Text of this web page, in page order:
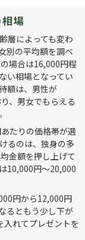
場
層によっても変わ
別の平均額を調べ
場合は16,000円程
い相場となってい
額は、男性が
、男女でもらえる
たりの価格帯が選
るのは、独身の多
金額を押し上げて
10,000円〜20,000
円から12,000円
るともう少し下が
入れてプレゼントを